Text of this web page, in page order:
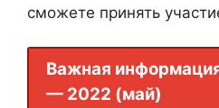
сможете принять
Важная
— 2022 (май)